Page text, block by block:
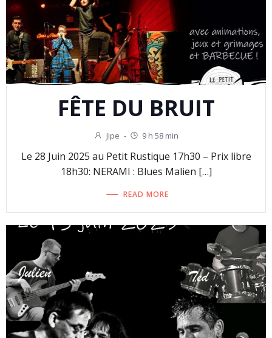
FÊTE DU BRUIT
Jipe - 9 h 58 min
Le 28 Juin 2025 au Petit Rustique 17h30 – Prix libre
18h30: NERAMI : Blues Malien […]
READ MORE